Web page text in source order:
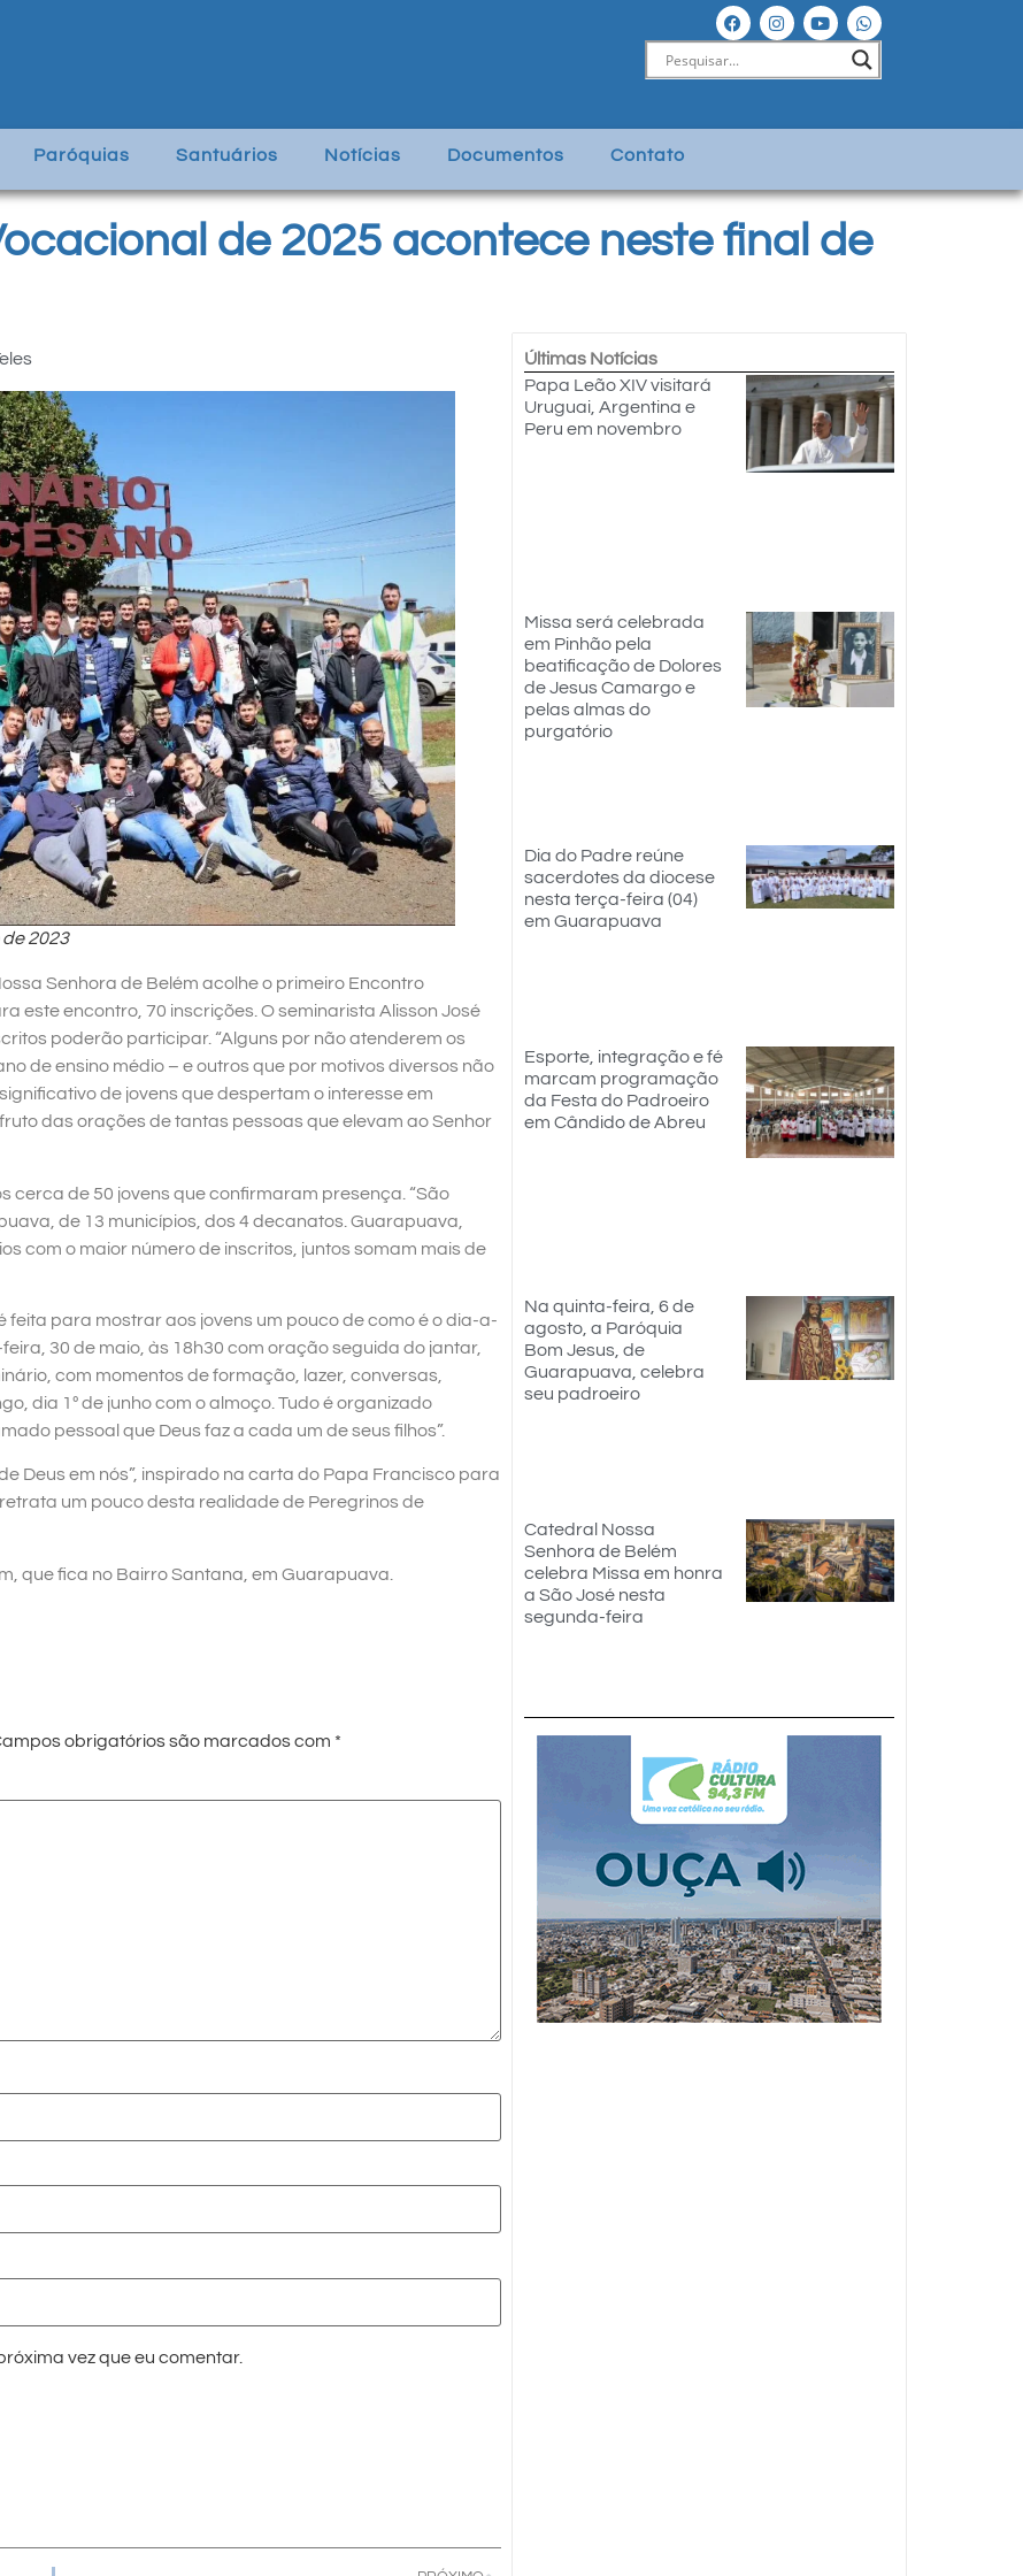
Paróquias Santuários Notícias Documentos Contato
de 2025 acontece neste final de
2023
Senhora de Belém acolhe o primeiro Encontro
este encontro, 70 inscrições. O seminarista Alisson José
poderão participar. “Alguns por não atenderem os
de ensino médio – e outros que por motivos diversos não
de jovens que despertam o interesse em
das orações de tantas pessoas que elevam ao Senhor
cerca de 50 jovens que confirmaram presença. “São
de 13 municípios, dos 4 decanatos. Guarapuava,
com o maior número de inscritos, juntos somam mais de
para mostrar aos jovens um pouco de como é o dia-a-
30 de maio, às 18h30 com oração seguida do jantar,
com momentos de formação, lazer, conversas,
dia 1º de junho com o almoço. Tudo é organizado
pessoal que Deus faz a cada um de seus filhos”.
Deus em nós”, inspirado na carta do Papa Francisco para
um pouco desta realidade de Peregrinos de
que fica no Bairro Santana, em Guarapuava.
obrigatórios são marcados com *
vez que eu comentar.
Últimas Notícias
Papa Leão XIV visitará
Uruguai, Argentina e
Peru em novembro
Missa será celebrada
em Pinhão pela
beatificação de Dolores
de Jesus Camargo e
pelas almas do
purgatório
Dia do Padre reúne
sacerdotes da diocese
nesta terça-feira (04)
em Guarapuava
Esporte, integração e fé
marcam programação
da Festa do Padroeiro
em Cândido de Abreu
Na quinta-feira, 6 de
agosto, a Paróquia
Bom Jesus, de
Guarapuava, celebra
seu padroeiro
Catedral Nossa
Senhora de Belém
celebra Missa em honra
a São José nesta
segunda-feira